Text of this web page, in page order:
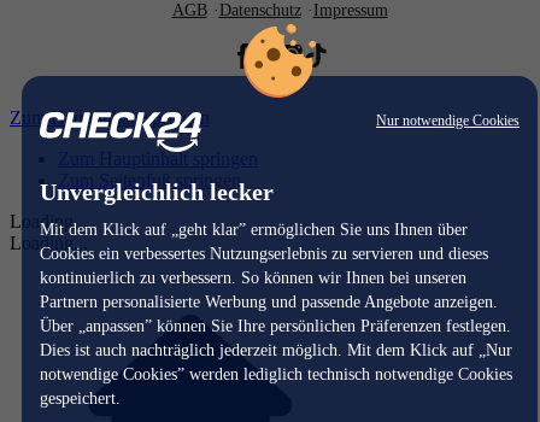
Nur notwendige Cookies
Unvergleichlich lecker
Mit dem Klick auf „geht klar” ermöglichen Sie uns Ihnen über
Cookies ein verbessertes Nutzungserlebnis zu servieren und dieses
kontinuierlich zu verbessern. So können wir Ihnen bei unseren
Partnern personalisierte Werbung und passende Angebote anzeigen.
Über „anpassen” können Sie Ihre persönlichen Präferenzen festlegen.
Dies ist auch nachträglich jederzeit möglich. Mit dem Klick auf „Nur
notwendige Cookies” werden lediglich technisch notwendige Cookies
gespeichert.
AGB
Datenschutz Impressum
Zum Hauptinhalt springen
Zum Hauptinhalt springen
Zum Seitenfuß springen
Loading...
Loading...